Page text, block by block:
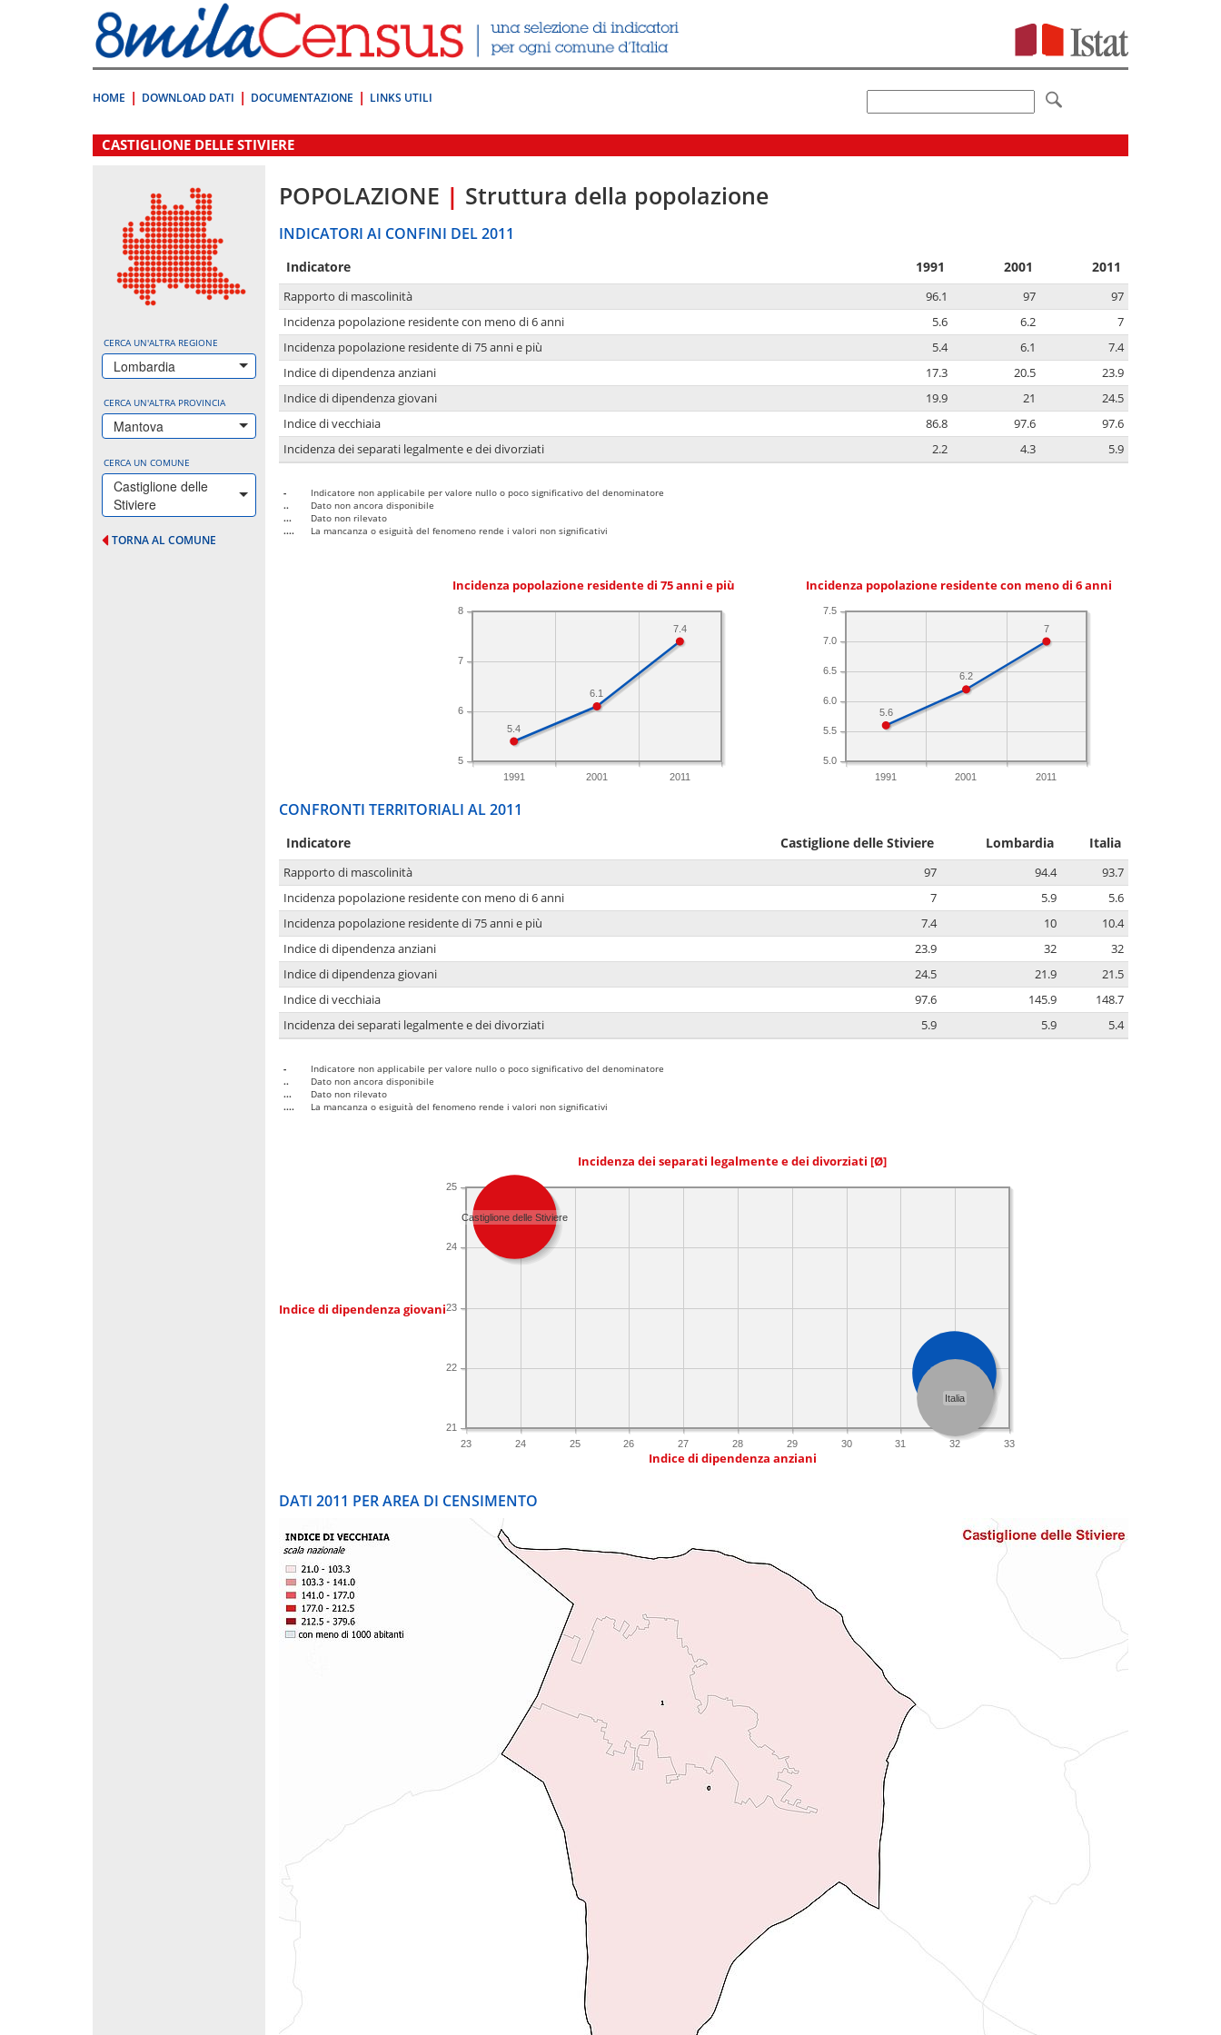
direttamente
a:
Contenuto
HOME DOWNLOAD DATI DOCUMENTAZIONE LINKS UTILI
.
CASTIGLIONE DELLE STIVIERE
CERCA UN'ALTRA REGIONE
Lombardia
CERCA UN'ALTRA PROVINCIA
Mantova
CERCA UN COMUNE
Castiglione delle
Stiviere
TORNA AL COMUNE
POPOLAZIONE | Struttura della popolazione
INDICATORI AI CONFINI DEL 2011
Indicatore 1991 2001 2011
Rapporto di mascolinità 96.1 97
97
Incidenza popolazione residente con meno di 6 anni
5.6 6.2
7
Incidenza popolazione residente di 75 anni e più
5.4 6.1
7.4
Indice di dipendenza anziani
17.3 20.5
23.9
Indice di dipendenza giovani
19.9 21
24.5
Indice di vecchiaia
86.8 97.6
97.6
Incidenza dei separati legalmente e dei divorziati
2.2 4.3 5.9
-
Indicatore non applicabile per valore nullo o poco significativo del denominatore
..
Dato non ancora disponibile
...
Dato non rilevato
....
La mancanza o esiguità del fenomeno rende i valori non significativi
Incidenza popolazione residente di 75 anni e più
1991 2001 2011
5
6
7
8
7.4
6.1
5.4
Incidenza popolazione residente con meno di 6 anni
1991 2001 2011
5.0
5.5
6.0
6.5
7.0
7.5
7
6.2
5.6
CONFRONTI TERRITORIALI AL 2011
Indicatore Castiglione delle Stiviere Lombardia Italia
Rapporto di mascolinità 97 94.4
93.7
Incidenza popolazione residente con meno di 6 anni
7 5.9
5.6
Incidenza popolazione residente di 75 anni e più
7.4 10
10.4
Indice di dipendenza anziani
23.9 32
32
Indice di dipendenza giovani
24.5 21.9
21.5
Indice di vecchiaia
97.6 145.9
148.7
Incidenza dei separati legalmente e dei divorziati
5.9 5.9 5.4
-
Indicatore non applicabile per valore nullo o poco significativo del denominatore
..
Dato non ancora disponibile
...
Dato non rilevato
....
La mancanza o esiguità del fenomeno rende i valori non significativi
Incidenza dei separati legalmente e dei divorziati [Ø]
Indice di dipendenza giovani
23 24 25 26 27 28 29 30 31 32 33
21
22
23
24
25
Castiglione delle Stiviere
Italia
Indice di dipendenza anziani
DATI 2011 PER AREA DI CENSIMENTO